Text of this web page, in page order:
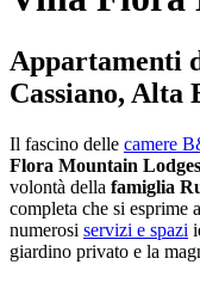
Appartamenti
Cassiano, Alta
Il fascino delle camere
Flora Mountain
volontà della famiglia
completa che si esprime
numerosi servizi e spazi
giardino privato e la